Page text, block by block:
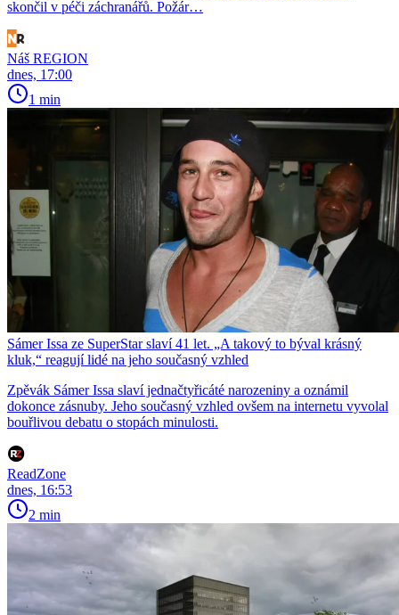
skončil v péči záchranářů. Požár…
Náš REGION
dnes, 17:00
1 min
Sámer Issa ze SuperStar slaví 41 let. „A takový to býval krásný
kluk,“ reagují lidé na jeho současný vzhled
Zpěvák Sámer Issa slaví jednačtyřicáté narozeniny a oznámil
dokonce zásnuby. Jeho současný vzhled ovšem na internetu vyvolal
bouřlivou debatu o stopách minulosti.
ReadZone
dnes, 16:53
2 min